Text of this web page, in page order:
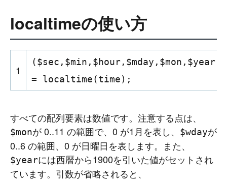
localtimeの使い方
1
($sec , $min , $hour, $mday , $mon , $year
= localtime(time);
すべての配列要素は数値です。注意する点は、
$monが 0..11 の範囲で、0 が1月を表し、 $wdayが
0..6 の範囲、0 が日曜日を表します。また、
$yearには西暦から1900を引いた値がセットされ
ています。引数が省略されると、